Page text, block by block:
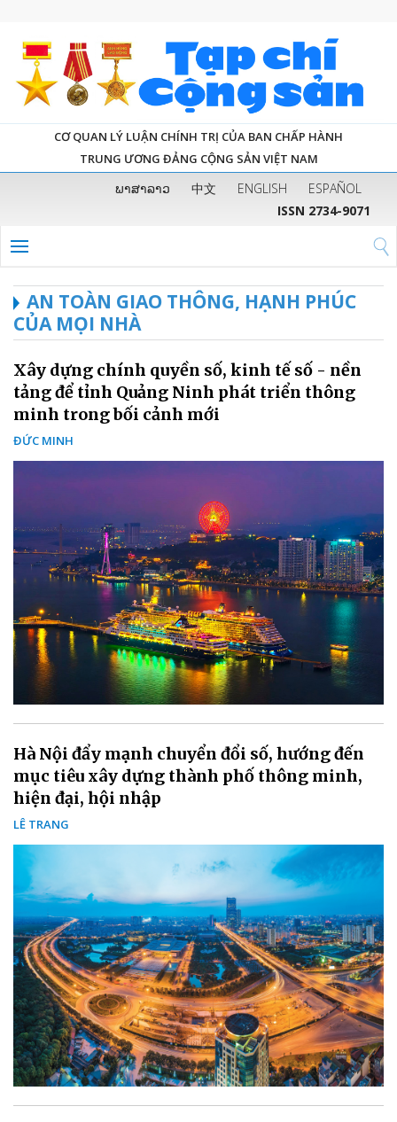
CƠ QUAN LÝ LUẬN CHÍNH TRỊ CỦA BAN CHẤP HÀNH
TRUNG ƯƠNG ĐẢNG CỘNG SẢN VIỆT NAM
ພາສາລາວ 中文 ENGLISH
ESPAÑOL
ISSN 2734-9071
AN TOÀN GIAO THÔNG, HẠNH PHÚC
CỦA MỌI NHÀ
Xây dựng chính quyền số, kinh tế số - nền
tảng để tỉnh Quảng Ninh phát triển thông
minh trong bối cảnh mới
ĐỨC MINH
Hà Nội đẩy mạnh chuyển đổi số, hướng đến
mục tiêu xây dựng thành phố thông minh,
hiện đại, hội nhập
LÊ TRANG